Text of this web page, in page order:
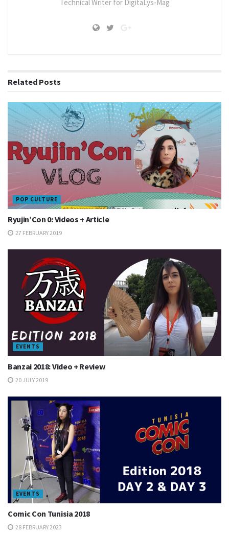
Technical Writer for DigitaLys-Mag
Related Posts
POP CULTURE
Ryujin’Con 0: Videos + Article
27 FEBRUARY 2019
EVENTS
Banzai 2018: Video + Review
20 JULY 2019
EVENTS
Comic Con Tunisia 2018
28 FEBRUARY 2023